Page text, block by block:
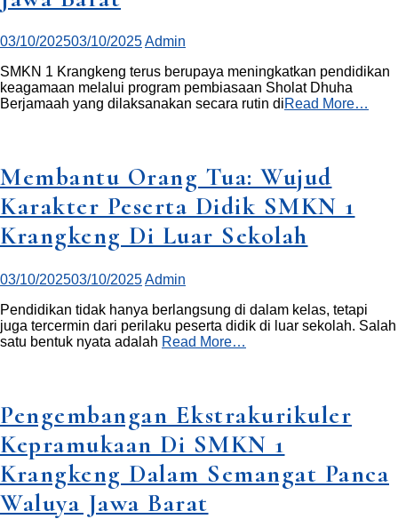
03/10/202503/10/2025Admin
SMKN 1 Krangkeng terus berupaya meningkatkan pendidikan
keagamaan melalui program pembiasaan Sholat Dhuha
Berjamaah yang dilaksanakan secara rutin diRead More…
Membantu Orang Tua: Wujud
Karakter Peserta Didik SMKN 1
Krangkeng Di Luar Sekolah
03/10/202503/10/2025Admin
Pendidikan tidak hanya berlangsung di dalam kelas, tetapi
juga tercermin dari perilaku peserta didik di luar sekolah. Salah
satu bentuk nyata adalah Read More…
Pengembangan Ekstrakurikuler
Kepramukaan Di SMKN 1
Krangkeng Dalam Semangat Panca
Waluya Jawa Barat